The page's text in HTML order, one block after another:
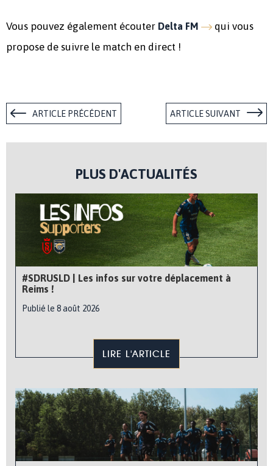
Vous pouvez également écouter Delta FM
qui vous
propose de suivre le match en direct !
ARTICLE PRÉCÉDENT ARTICLE SUIVANT
PLUS D'ACTUALITÉS
#SDRUSLD | Les infos sur votre déplacement à
Reims !
Publié le 8 août 2026
LIRE L'ARTICLE